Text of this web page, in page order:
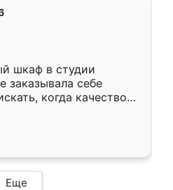
шкаф в студии
заказывала себе
когда качеством
кухня уже почти
нет.
Еще